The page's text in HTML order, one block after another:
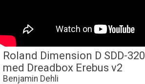
Roland Dimension D SDD-320
med Dreadbox Erebus v2
Benjamin Dehli